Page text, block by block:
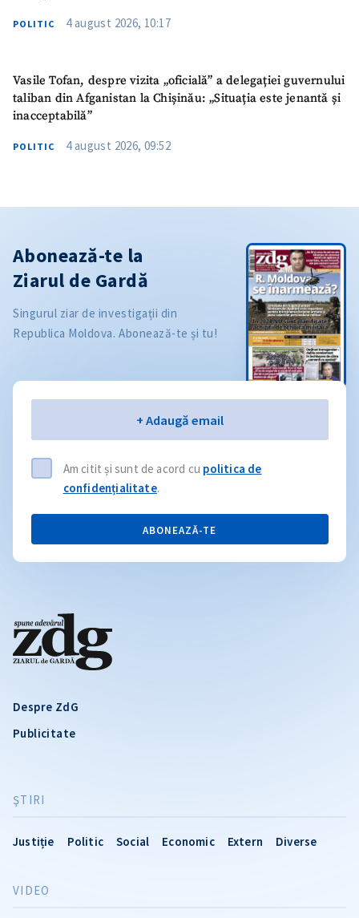
POLITIC 4 august 2026, 10:17
Vasile Tofan, despre vizita „oficială” a delegației guvernului
taliban din Afganistan la Chișinău: „Situația este jenantă și
inacceptabilă”
POLITIC 4 august 2026, 09:52
Despre ZdG
Publicitate
ŞTIRI
Justiție Politic Social Economic Extern Diverse
VIDEO
Abonează-te la
Ziarul de Gardă
Singurul ziar de investigații din
Republica Moldova. Abonează-te și tu!
+ Adaugă email
Am citit și sunt de acord cu politica de
confidențialitate.
ABONEAZĂ-TE